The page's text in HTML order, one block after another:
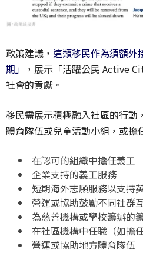
政策建議， 這類移民作為須額外
期」
，展示「活躍公民 Active
社會的貢獻。
移民需展示積極融入社區的行動
體育隊伍或兒童活動小組，或擔
在認可的組織中擔任義工
企業支持的義工服務
短期海外志願服務以支持
營運或協助鼓勵不同社群
為慈善機構或學校籌辦的
在社區機構中任職（如擔
營運或協助地方體育隊伍